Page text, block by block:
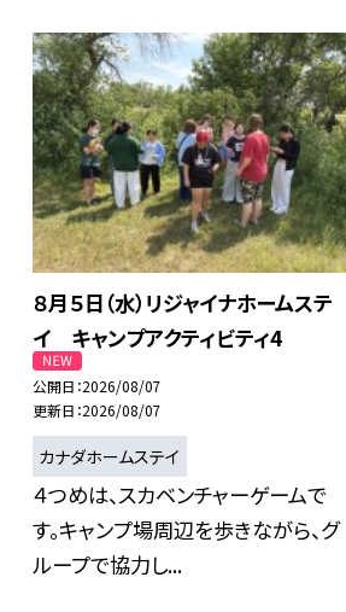
８月５日（水）リジャイナホームステ
イ キャンプアクティビティ4
公開日 2026/08/07
更新日 2026/08/07
カナダホームステイ
４つめは、スカベンチャーゲームで
す。キャンプ場周辺を歩きながら、グ
ループで協力し...